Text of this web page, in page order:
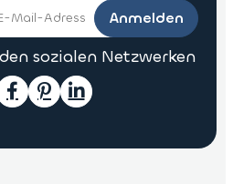
Anmelden
sozialen Netzwerken